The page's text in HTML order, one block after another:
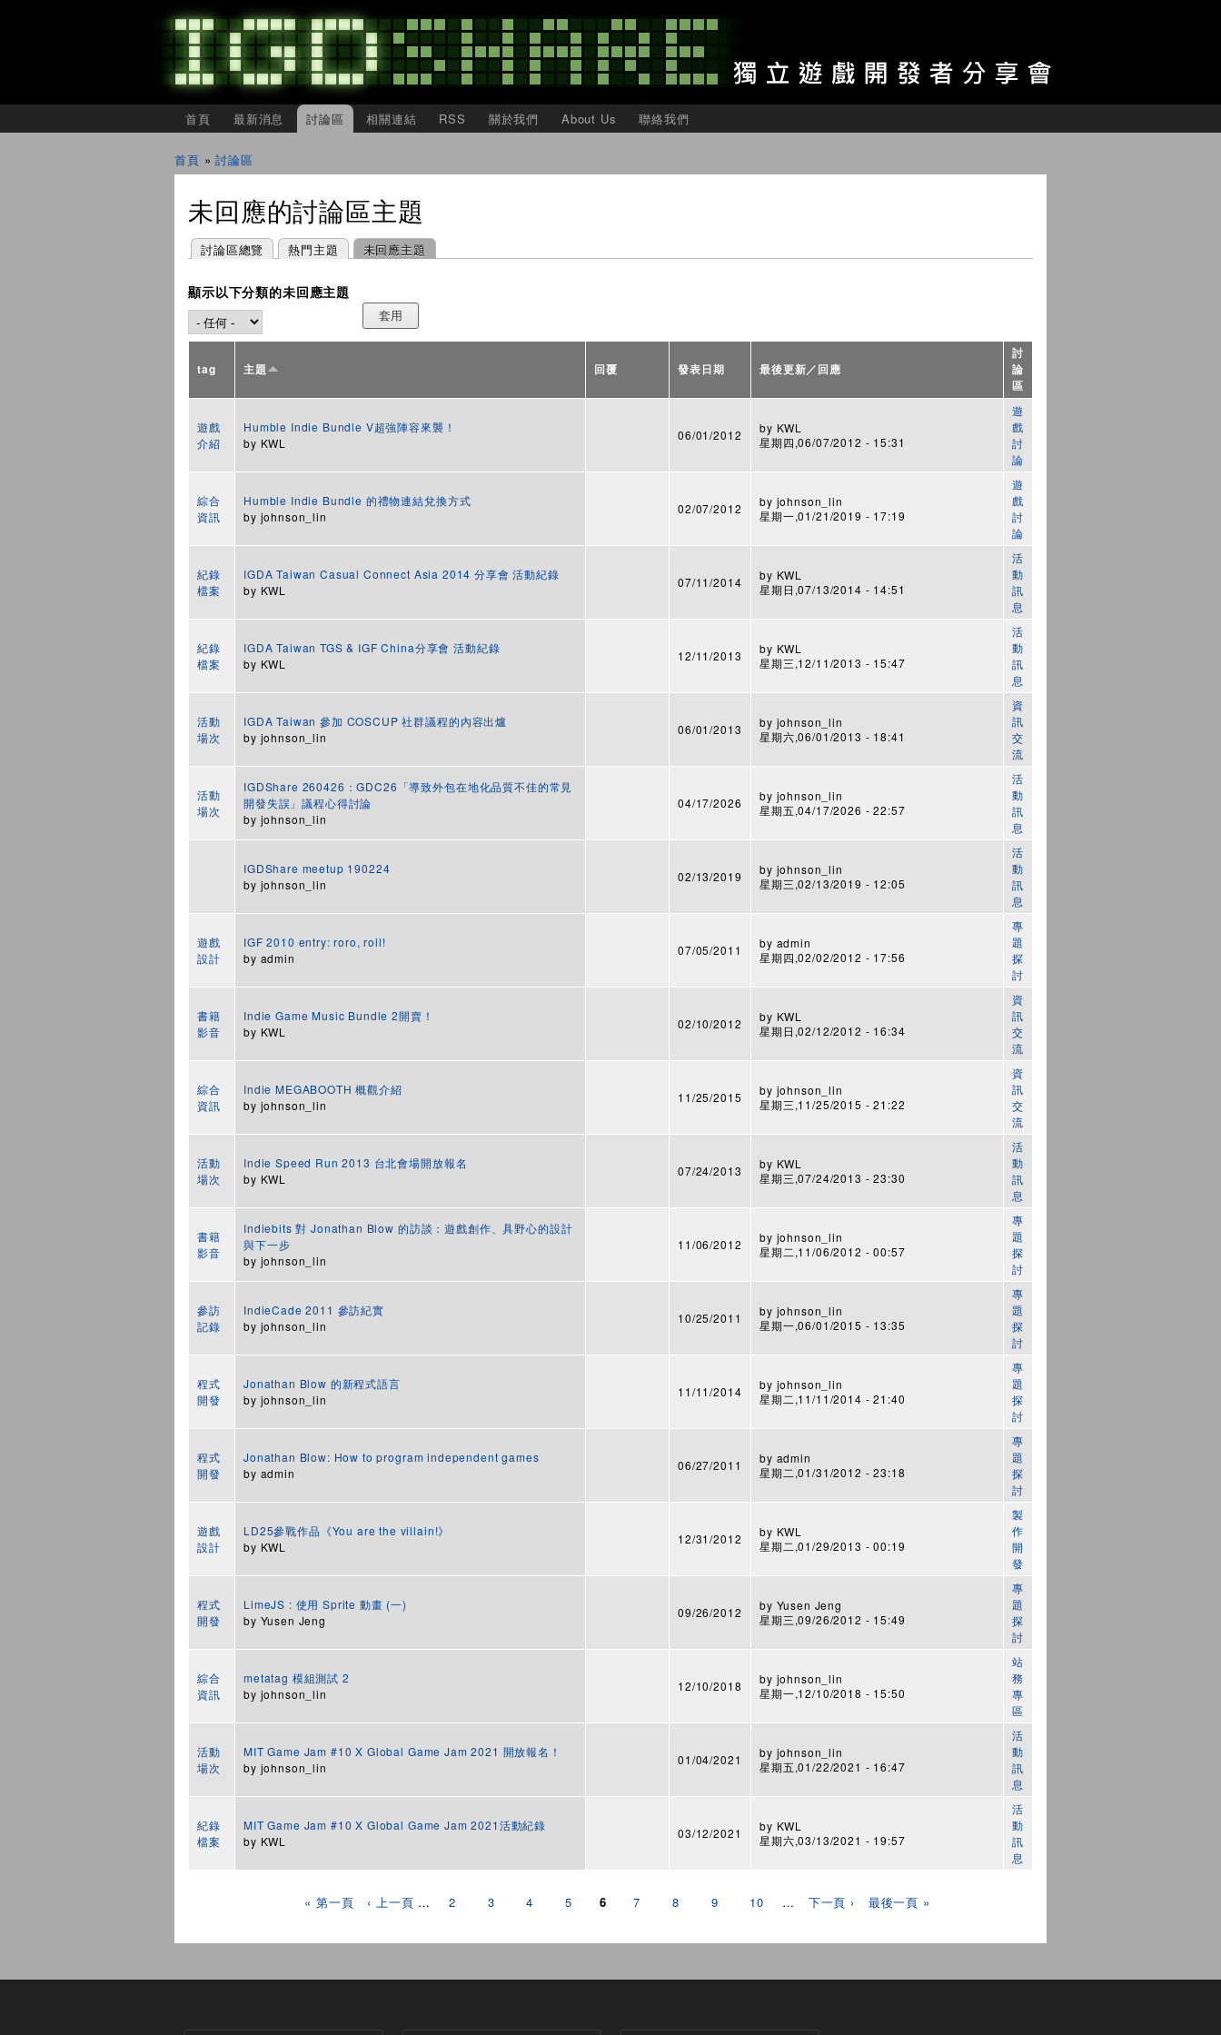
至
主
容
IGDSHARE
首頁 最新消息 討論區 相關連結 RSS 關於我們 About Us 聯絡我們
首頁 »討論區
未回應的討論區主題
主要索引標籤
討論區總覽 熱門主題 未回應主題
(作用中頁籤)
顯示以下分類的未回應主題
tag 主題 回覆 發表日期 最後更新／回應
討
論
區
遊戲
介紹
Humble Indie Bundle V超強陣容來襲！
by KWL
06/01/2012 by KWL
星期四,06/07/2012 - 15:31
遊
戲
討
論
綜合
資訊
Humble Indie Bundle 的禮物連結兌換方式
by johnson_lin
02/07/2012 by johnson_lin
星期一,01/21/2019 - 17:19
遊
戲
討
論
紀錄
檔案
IGDA Taiwan Casual Connect Asia 2014 分享會 活動紀錄
by KWL
07/11/2014 by KWL
星期日,07/13/2014 - 14:51
活
動
訊
息
紀錄
檔案
IGDA Taiwan TGS & IGF China分享會 活動紀錄
by KWL
12/11/2013 by KWL
星期三,12/11/2013 - 15:47
活
動
訊
息
活動
場次
IGDA Taiwan 參加 COSCUP 社群議程的內容出爐
by johnson_lin
06/01/2013 by johnson_lin
星期六,06/01/2013 - 18:41
資
訊
交
流
活動
場次
IGDShare 260426：GDC26「導致外包在地化品質不佳的常見
開發失誤」議程心得討論
by johnson_lin
04/17/2026 by johnson_lin
星期五,04/17/2026 - 22:57
活
動
訊
息
IGDShare meetup 190224
by johnson_lin
02/13/2019 by johnson_lin
星期三,02/13/2019 - 12:05
活
動
訊
息
遊戲
設計
IGF 2010 entry: roro, roll!
by admin
07/05/2011 by admin
星期四,02/02/2012 - 17:56
專
題
探
討
書籍
影音
Indie Game Music Bundle 2開賣！
by KWL
02/10/2012 by KWL
星期日,02/12/2012 - 16:34
資
訊
交
流
綜合
資訊
Indie MEGABOOTH 概觀介紹
by johnson_lin
11/25/2015 by johnson_lin
星期三,11/25/2015 - 21:22
資
訊
交
流
活動
場次
Indie Speed Run 2013 台北會場開放報名
by KWL
07/24/2013 by KWL
星期三,07/24/2013 - 23:30
活
動
訊
息
書籍
影音
Indiebits 對 Jonathan Blow 的訪談：遊戲創作、具野心的設計
與下一步
by johnson_lin
11/06/2012 by johnson_lin
星期二,11/06/2012 - 00:57
專
題
探
討
參訪
記錄
IndieCade 2011 參訪紀實
by johnson_lin
10/25/2011 by johnson_lin
星期一,06/01/2015 - 13:35
專
題
探
討
程式
開發
Jonathan Blow 的新程式語言
by johnson_lin
11/11/2014 by johnson_lin
星期二,11/11/2014 - 21:40
專
題
探
討
程式
開發
Jonathan Blow: How to program independent games
by admin
06/27/2011 by admin
星期二,01/31/2012 - 23:18
專
題
探
討
遊戲
設計
LD25參戰作品《You are the villain!》
by KWL
12/31/2012 by KWL
星期二,01/29/2013 - 00:19
製
作
開
發
程式
開發
LimeJS : 使用 Sprite 動畫 (一)
by Yusen Jeng
09/26/2012 by Yusen Jeng
星期三,09/26/2012 - 15:49
專
題
探
討
綜合
資訊
metatag 模組測試 2
by johnson_lin
12/10/2018 by johnson_lin
星期一,12/10/2018 - 15:50
站
務
專
區
活動
場次
MIT Game Jam #10 X Global Game Jam 2021 開放報名！
by johnson_lin
01/04/2021 by johnson_lin
星期五,01/22/2021 - 16:47
活
動
訊
息
紀錄
檔案
MIT Game Jam #10 X Global Game Jam 2021活動紀錄
by KWL
03/12/2021 by KWL
星期六,03/13/2021 - 19:57
活
動
訊
息
« 第一頁 ‹ 上一頁 … 2 3 4 5 6 7 8 9 10 … 下一頁 › 最後一頁 »